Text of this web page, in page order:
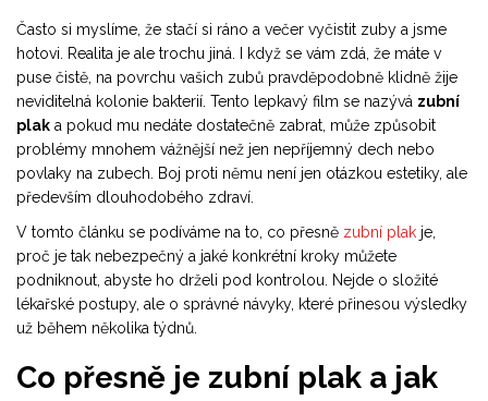
Často si myslíme, že stačí si ráno a večer vyčistit zuby a jsme
hotovi. Realita je ale trochu jiná. I když se vám zdá, že máte v
puse čistě, na povrchu vašich zubů pravděpodobně klidně žije
neviditelná kolonie bakterií. Tento lepkavý film se nazývá zubní
plak a pokud mu nedáte dostatečně zabrat, může způsobit
problémy mnohem vážnější než jen nepříjemný dech nebo
povlaky na zubech. Boj proti němu není jen otázkou estetiky, ale
především dlouhodobého zdraví.
V tomto článku se podíváme na to, co přesně zubní plak je,
proč je tak nebezpečný a jaké konkrétní kroky můžete
podniknout, abyste ho drželi pod kontrolou. Nejde o složité
lékařské postupy, ale o správné návyky, které přinesou výsledky
už během několika týdnů.
Co přesně je zubní plak a jak